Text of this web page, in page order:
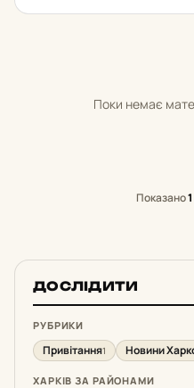
Поки немає
Показано1
ДОСЛІДИТИ
РУБРИКИ
Привітання1 Новини
ХАРКІВ ЗА РАЙОНАМИ